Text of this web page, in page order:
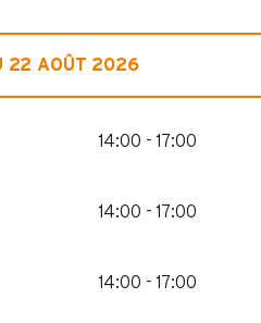
22 AOÛT 2026
14:00 - 17:00
14:00 - 17:00
14:00 - 17:00